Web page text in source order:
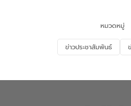
ด้านน้ำขอ
รองรับก
ลงทุนใน
มุ่งตอบโจ
ในครั้งนี้เ
หมวดหมู่
ข่าวประชาสัมพันธ์